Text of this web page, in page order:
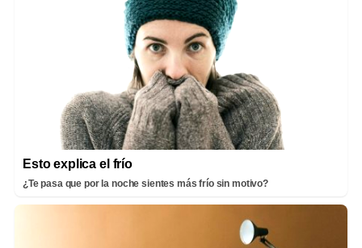
Esto explica el frío
¿Te pasa que por la noche sientes más frío sin motivo?